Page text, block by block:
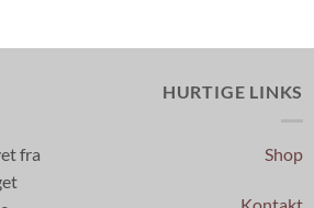
fra
HURTIGE LINKS
Shop